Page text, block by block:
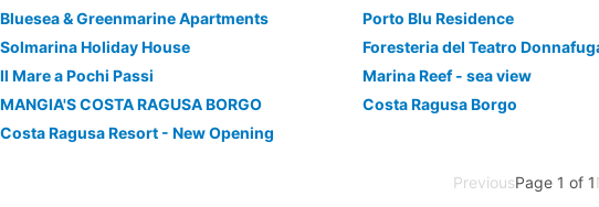
Bluesea & Greenmarine Apartments
Porto Blu Residence
Solmarina Holiday House
Foresteria del Teatro
Il Mare a Pochi Passi
Marina Reef - sea view
MANGIA'S COSTA RAGUSA BORGO
Costa Ragusa Borgo
Costa Ragusa Resort - New Opening
PreviousPage 1 of 1